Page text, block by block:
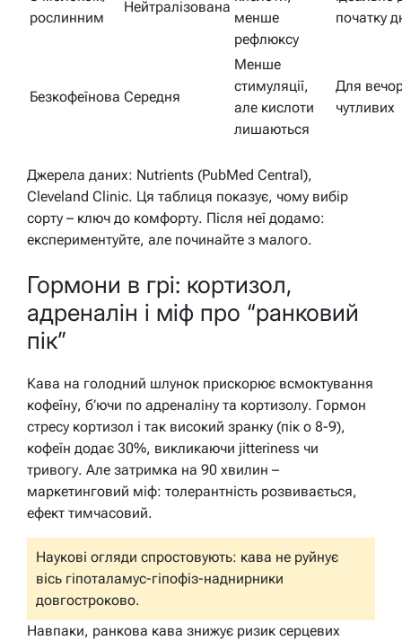
рослинним
Нейтралізована
менше
рефлюксу
початку
Безкофеїнова Середня
Менше
стимуляції,
але кислоти
лишаються
Для
чутливих
Джерела даних: Nutrients (PubMed Central),
Cleveland Clinic. Ця таблиця показує, чому вибір
сорту – ключ до комфорту. Після неї додамо:
експериментуйте, але починайте з малого.
Гормони в грі: кортизол,
адреналін і міф про “ранковий
пік”
Кава на голодний шлунок прискорює всмоктування
кофеїну, б’ючи по адреналіну та кортизолу. Гормон
стресу кортизол і так високий зранку (пік о 8-9),
кофеїн додає 30%, викликаючи jitteriness чи
тривогу. Але затримка на 90 хвилин –
маркетинговий міф: толерантність розвивається,
ефект тимчасовий.
Наукові огляди спростовують: кава не руйнує
вісь гіпоталамус-гіпофіз-наднирники
довгостроково.
Навпаки, ранкова кава знижує ризик серцевих